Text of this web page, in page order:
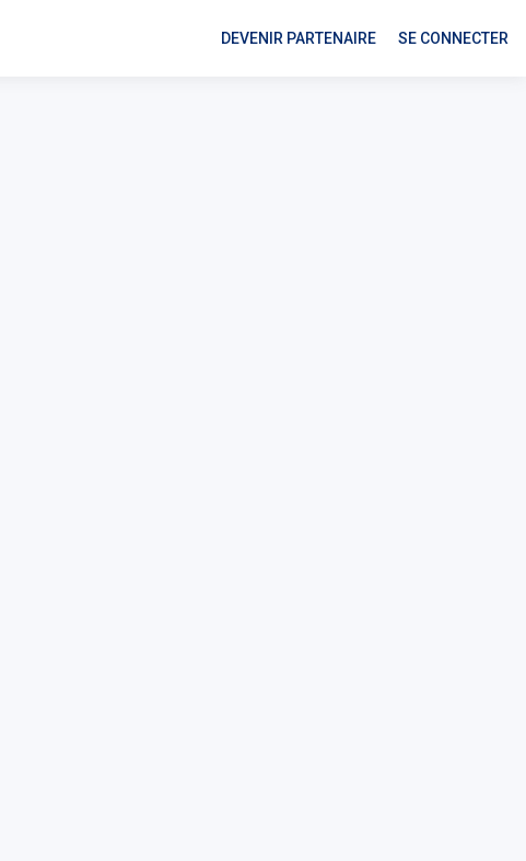
DEVENIR PARTENAIRE SE CONNECTER